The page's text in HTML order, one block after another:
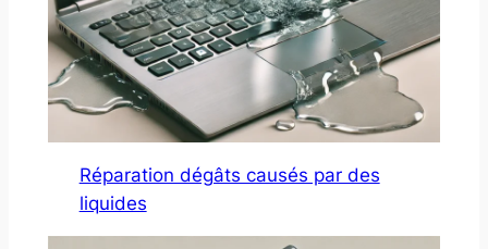
Réparation dégâts causés par des
liquides